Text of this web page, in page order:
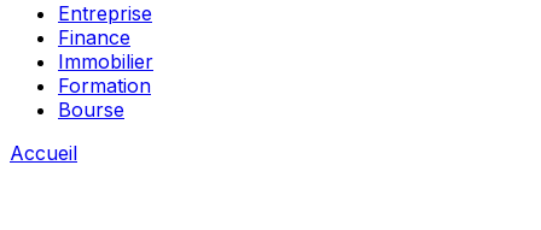
Entreprise
Finance
Immobilier
Formation
Bourse
Accueil